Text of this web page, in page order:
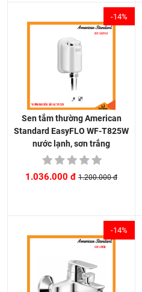
-14%
Sen tắm thường American
Standard EasyFLO WF-T825W
nước lạnh, sơn trắng
1.036.000 đ 1.200.000 đ
-14%